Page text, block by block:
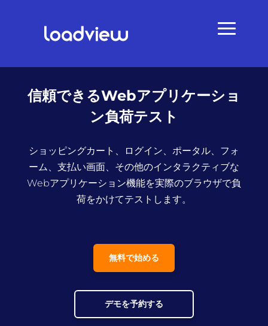
信頼できるWebアプリケーショ
ン負荷テスト
ショッピングカート、ログイン、ポータル、フォ
ーム、支払い画面、その他のインタラクティブな
Webアプリケーション機能を実際のブラウザで負
荷をかけてテストします。
無料で始める
デモを予約する